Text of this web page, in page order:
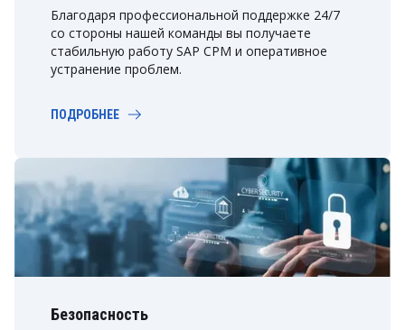
Благодаря профессиональной поддержке 24/7
со стороны нашей команды вы получаете
стабильную работу SAP CPM и оперативное
устранение проблем.
ПОДРОБНЕЕ
Безопасность